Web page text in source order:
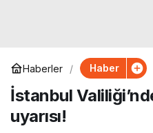
Haberler Haber
İstanbul
uyarısı!